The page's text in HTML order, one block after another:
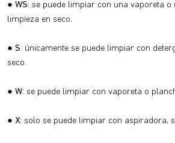
● WS: se puede limpiar con una vaporeta o
limpieza en seco.
● S: únicamente se puede limpiar con
seco.
● W: se puede limpiar con vaporeta o
● X: solo se puede limpiar con aspiradora,